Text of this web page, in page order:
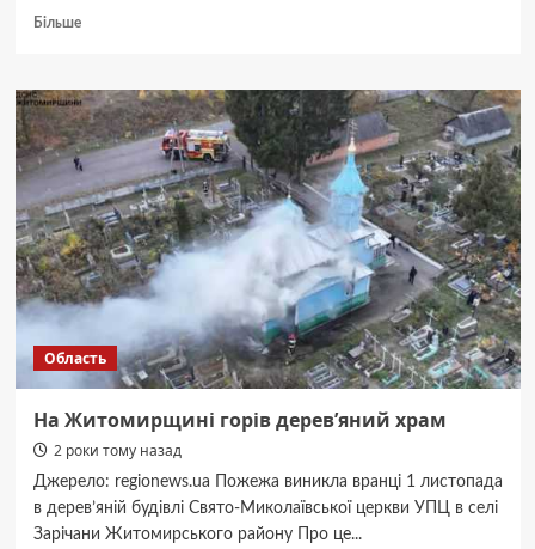
БільшеДокладніше
Житомирі
з
мосту
у
впала
жінка
Область
На Житомирщині горів дерев’яний храм
2 роки тому назад
Джерело: regionews.ua Пожежа виникла вранці 1 листопада
в дерев’яній будівлі Свято-Миколаївської церкви УПЦ в селі
Зарічани Житомирського району Про це...